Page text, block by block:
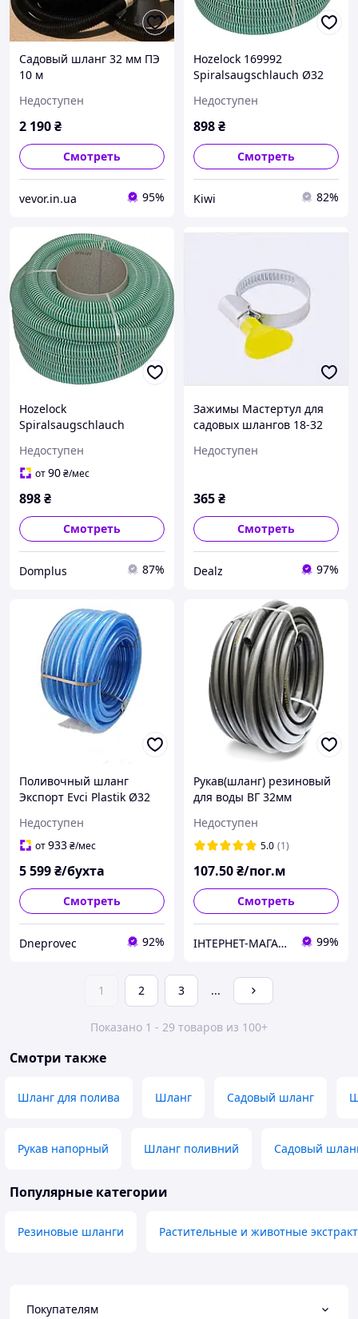
Садовый шланг 32 мм ПЭ
10 м
Недоступен
2 190₴
Смотреть
vevor.in.ua 95%
Hozelock 169992
Spiralsaugschlauch Ø32
линейный метр зеленый,
белый Спиральный
Недоступен
898₴
Смотреть
Kiwi 82%
Hozelock
Spiralsaugschlauch
mm 169992
Недоступен
от90₴/мес
898₴
Смотреть
Domplus 87%
Зажимы Мастертул для
садовых шлангов 18-32
872H8688B
Недоступен
365₴
Смотреть
Dealz 97%
Поливочный шланг
Экспорт Evci Plastik Ø32
Недоступен
от933₴/мес
5 599₴/бухта
Смотреть
Dneprovec 92%
Рукав(шланг) резиновый
для воды ВГ 32мм
Недоступен
5.0 (1)
107.50₴/пог.м
Смотреть
ІНТЕРНЕТ-МАГАЗИН "ХОЗ-МАРКЕТ" 99%
1 2 3 ...
Показано 1 - 29 товаров из 100+
Смотри также
Шланг для полива Шланг Садовый шланг
Рукав напорный Шланг поливний Садовый
Популярные категории
Резиновые шланги Растительные и животные
Покупателям